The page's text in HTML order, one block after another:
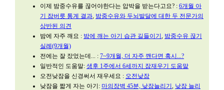
이제 밤중수유를 끊어야한다는 압박을 받는다고요? : 6개월 아
기 잠버릇 통계 결과, 밤중수유와 두뇌발달에 대한 두 전문가의
상반된 의견
밤에 자주 깨요 : 밤에 깨는 아기 습관 길들이기 , 밤중수유 끊기
실례(9개월)
전에는 잘 잤었는데... : 7~9개월, 더 자주 깬다면 혹시...?
일반적인 도움말: 생후 1주에서 6세까지 잠재우기 도움말
오전낮잠을 신경써서 재우세요 : 오전낮잠
낮잠을 짧게 자는 아기: 마의장벽 45분, 낮잠늘리기 , 낮잠 늘리